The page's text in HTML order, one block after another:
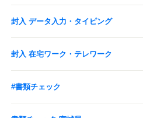
封入 データ入力・タイピング
封入 在宅ワーク・テレワーク
#書類チェック